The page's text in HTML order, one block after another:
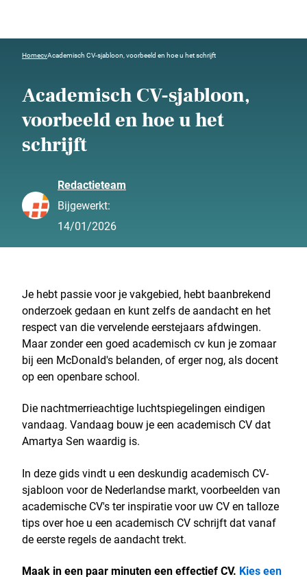
HomecvAcademisch CV-sjabloon, voorbeeld en hoe u het schrijft
Academisch CV-sjabloon,
voorbeeld en hoe u het
schrijft
Redactieteam
Bijgewerkt:
14/01/2026
Je hebt passie voor je vakgebied, hebt baanbrekend
onderzoek gedaan en kunt zelfs de aandacht en het
respect van die vervelende eerstejaars afdwingen.
Maar zonder een goed academisch cv kun je zomaar
bij een McDonald's belanden, of erger nog, als docent
op een openbare school.
Die nachtmerrieachtige luchtspiegelingen eindigen
vandaag. Vandaag bouw je een academisch CV dat
Amartya Sen waardig is.
In deze gids vindt u een deskundig academisch CV-
sjabloon voor de Nederlandse markt, voorbeelden van
academische CV's ter inspiratie voor uw CV en talloze
tips over hoe u een academisch CV schrijft dat vanaf
de eerste regels de aandacht trekt.
Maak in een paar minuten een effectief CV. Kies een